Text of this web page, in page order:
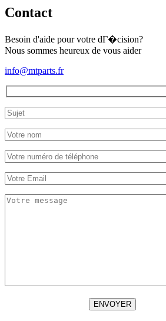
Yanmar
Contact
Besoin d'aide pour votre dГ�cision?
Nous sommes heureux de vous aider
info@mtparts.fr
ENVOYER